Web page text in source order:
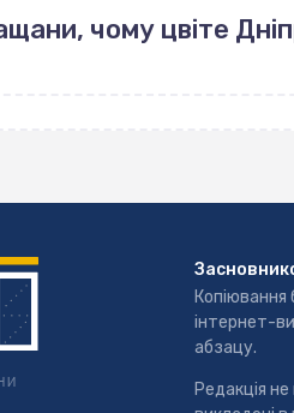
чому цвіте
інтернет-
абзацу.
Редакція